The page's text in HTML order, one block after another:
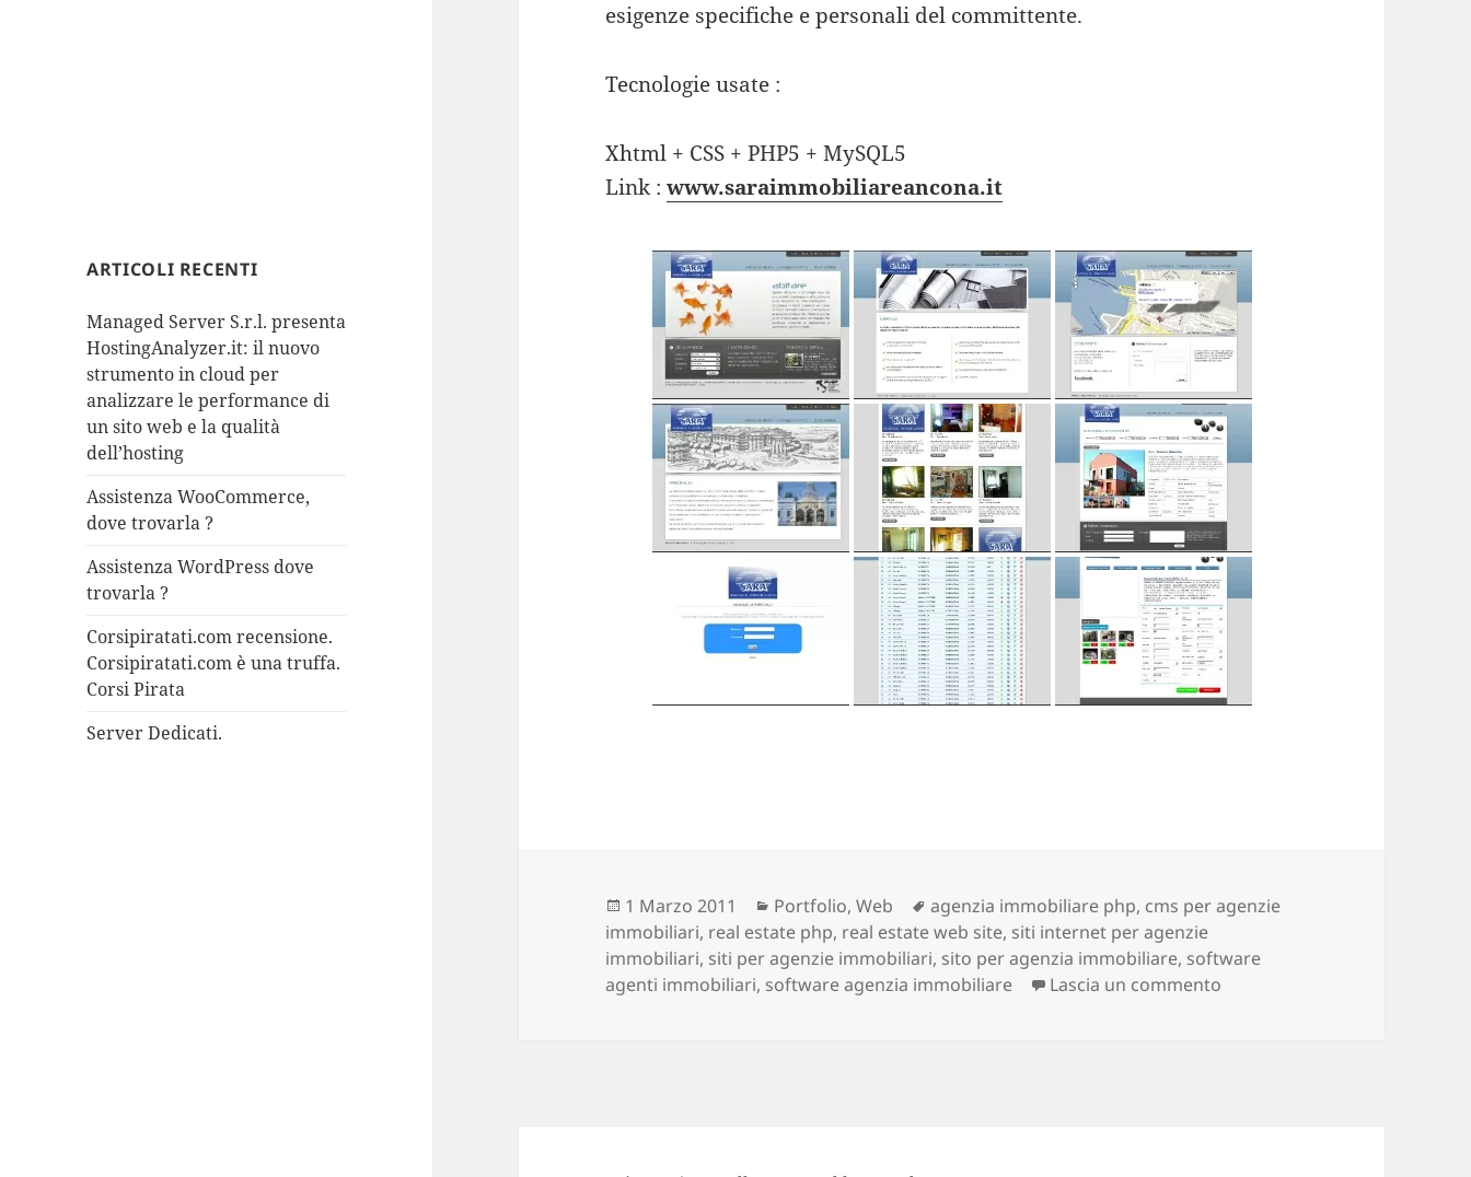
ARTICOLI RECENTI
Managed Server S.r.l. presenta
HostingAnalyzer.it: il nuovo
strumento in cloud per
analizzare le performance di
un sito web e la qualità
dell’hosting
Assistenza WooCommerce,
dove trovarla ?
Assistenza WordPress dove
trovarla ?
Corsipiratati.com recensione.
Corsipiratati.com è una truffa.
Corsi Pirata
Server Dedicati.
esigenze specifiche e personali del committente.
Tecnologie usate :
Xhtml + CSS + PHP5 + MySQL5
Link :www.saraimmobiliareancona.it
Scritto
il
1 Marzo 2011 Categorie
Portfolio,Web Tag
agenzia immobiliare php, cms per agenzie
immobiliari, real estate php, real estate web site, siti internet per agenzie
immobiliari, siti per agenzie immobiliari, sito per agenzia immobiliare, software
agenti immobiliari, software agenzia immobiliare Lascia un commento